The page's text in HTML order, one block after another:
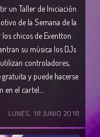
un Taller de Iniciación
de la Semana de la
chicos de Eventton.
su música los DJs
controladores,
y puede hacerse
el cartel....
LUNES, 18 JUNIO 2018